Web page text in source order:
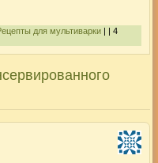
для мультиварки| | 4